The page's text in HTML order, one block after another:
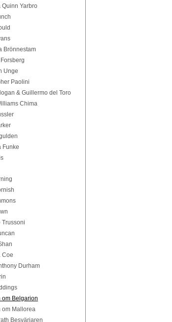
Quinn Yarbro
Brönnestam
Unge
Paolini
& Guillermo del Toro
Chima
Funke
Trussoni
Coe
Durham
om Belgarion
om Mallorea
Besvärjaren